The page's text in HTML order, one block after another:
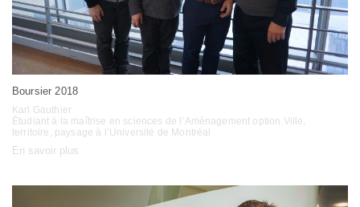
Boursier 2018
Karl Gauthier
Étudiant à la maîtrise en sciences de l’Aménagement option Ville,
territoire, paysage à l’Université de Montréal
En savoir plus